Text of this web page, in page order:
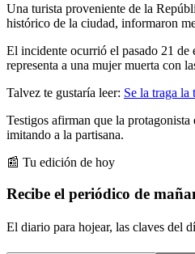
Una turista proveniente de la
histórico de la ciudad, informaron
El incidente ocurrió el pasado 21 de
representa a una mujer muerta con
Talvez te gustaría leer: Se la traga la
Testigos afirman que la
imitando a la partisana.
📰 Tu edición de hoy
Recibe el periódico de
El diario para hojear, las claves del